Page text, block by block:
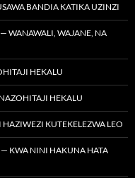
BANDIA KATIKA UZINZI
WANAWALI, WAJANE, NA
HEKALU
HEKALU
KUTEKELEZWA LEO
KWA NINI HAKUNA HATA